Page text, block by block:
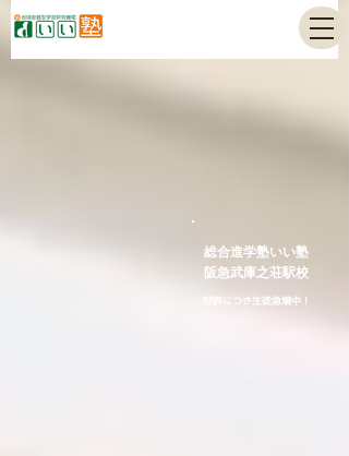
総合進学塾いい塾
阪急武庫之荘駅校
好評につき生徒急増中！